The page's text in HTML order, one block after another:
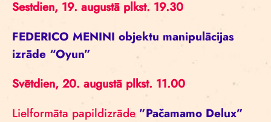
Sestdien, 19. augustā plkst. 19.30
FEDERICO MENINI objektu manipulācijas
izrāde “Oyun”
Svētdien, 20. augustā plkst. 11.00
Lielformāta papildizrāde ”Pačamamo Delux”